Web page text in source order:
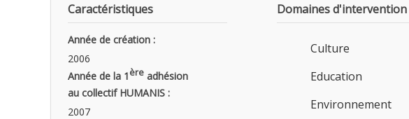
Domaines d'intervention
Culture
Education
Environnement
Caractéristiques
Année de création :
2006
Année de la 1ère adhésion
au collectif HUMANIS :
2007